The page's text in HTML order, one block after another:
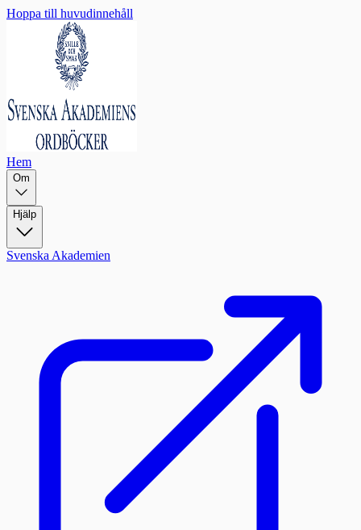
Hoppa till huvudinnehåll
Hem
Om
Hjälp
Svenska Akademien